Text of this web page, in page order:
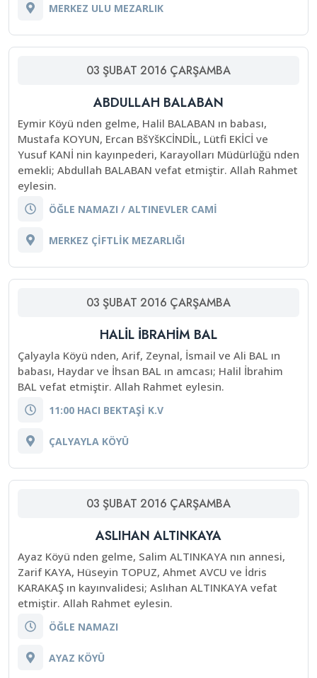
MERKEZ ULU MEZARLIK
03 ŞUBAT 2016 ÇARŞAMBA
ABDULLAH BALABAN
Eymir Köyü nden gelme, Halil BALABAN ın babası,
Mustafa KOYUN, Ercan BšYšKCİNDİL, Lütfi EKİCİ ve
Yusuf KANİ nin kayınpederi, Karayolları Müdürlüğü nden
emekli; Abdullah BALABAN vefat etmiştir. Allah Rahmet
eylesin.
ÖĞLE NAMAZI / ALTINEVLER CAMİ
MERKEZ ÇİFTLİK MEZARLIĞI
03 ŞUBAT 2016 ÇARŞAMBA
HALİL İBRAHİM BAL
Çalyayla Köyü nden, Arif, Zeynal, İsmail ve Ali BAL ın
babası, Haydar ve İhsan BAL ın amcası; Halil İbrahim
BAL vefat etmiştir. Allah Rahmet eylesin.
11:00 HACI BEKTAŞİ K.V
ÇALYAYLA KÖYÜ
03 ŞUBAT 2016 ÇARŞAMBA
ASLIHAN ALTINKAYA
Ayaz Köyü nden gelme, Salim ALTINKAYA nın annesi,
Zarif KAYA, Hüseyin TOPUZ, Ahmet AVCU ve İdris
KARAKAŞ ın kayınvalidesi; Aslıhan ALTINKAYA vefat
etmiştir. Allah Rahmet eylesin.
ÖĞLE NAMAZI
AYAZ KÖYÜ